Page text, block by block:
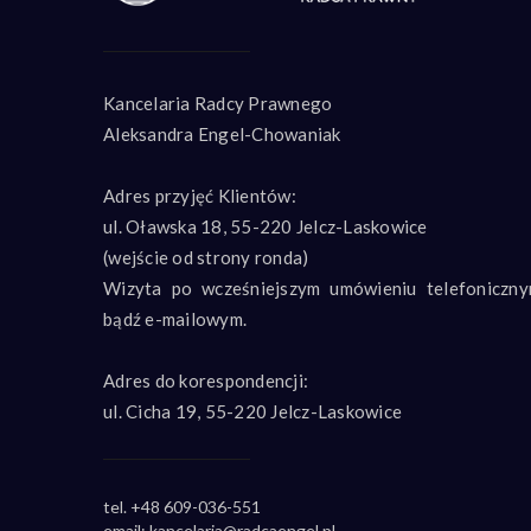
Kancelaria Radcy Prawnego
Aleksandra Engel-Chowaniak
Adres przyjęć Klientów:
ul. Oławska 18, 55-220 Jelcz-Laskowice
(wejście od strony ronda)
Wizyta po wcześniejszym umówieniu
bądź e-mailowym.
Adres do korespondencji:
ul. Cicha 19, 55-220 Jelcz-Laskowice
tel. +48 609-036-551